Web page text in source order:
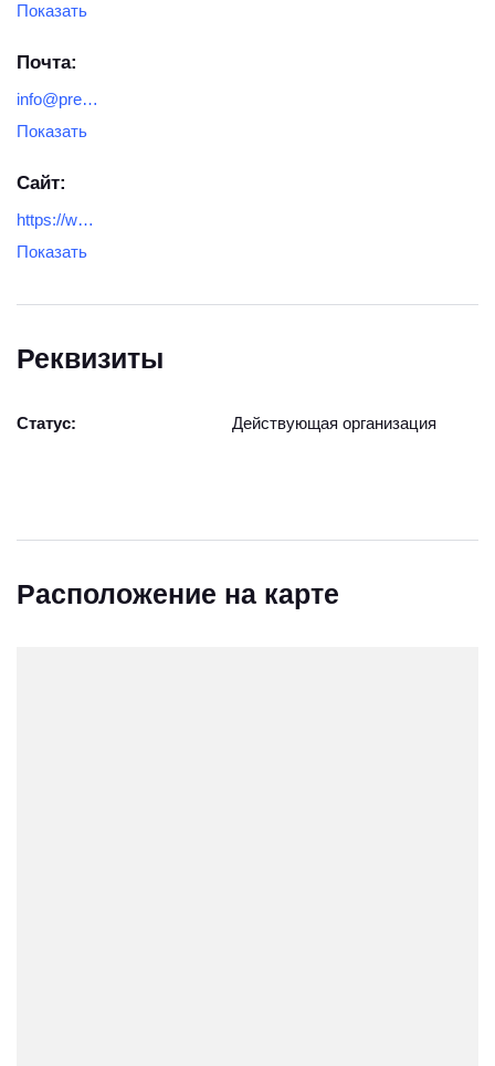
Показать
Почта:
info@presscanon.com
Показать
Сайт:
https://www.presscanon.com/
Показать
Реквизиты
Статус: Действующая организация
Расположение на карте